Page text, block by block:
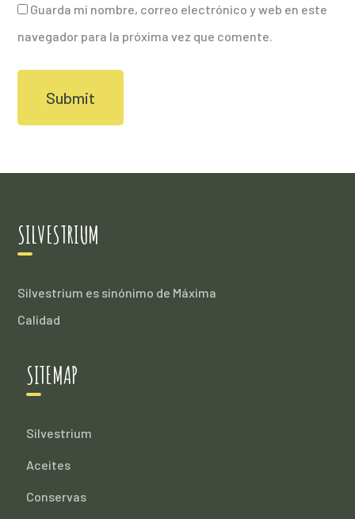
Guarda mi nombre, correo electrónico y web en este
navegador para la próxima vez que comente.
SILVESTRIUM
Silvestrium es sinónimo de Máxima
Calidad
SITEMAP
Silvestrium
Aceites
Conservas